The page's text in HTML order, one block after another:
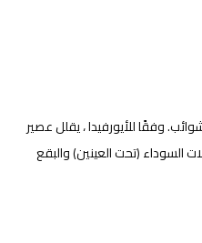
وفقًا للأيورفيدا ، يقلل عصير
السوداء (تحت العينين) والبقع